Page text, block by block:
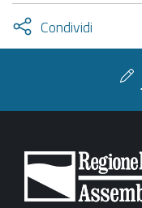
Condividi
Attiva
condividi